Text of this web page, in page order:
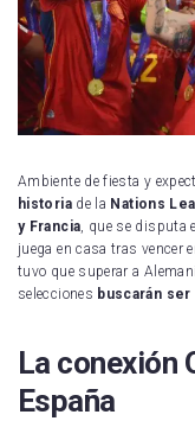
Ambiente de fiesta y
historia de la Nations
y Francia, que se disputa
juega en casa tras vencer
tuvo que superar a
selecciones buscarán
La conexión
España